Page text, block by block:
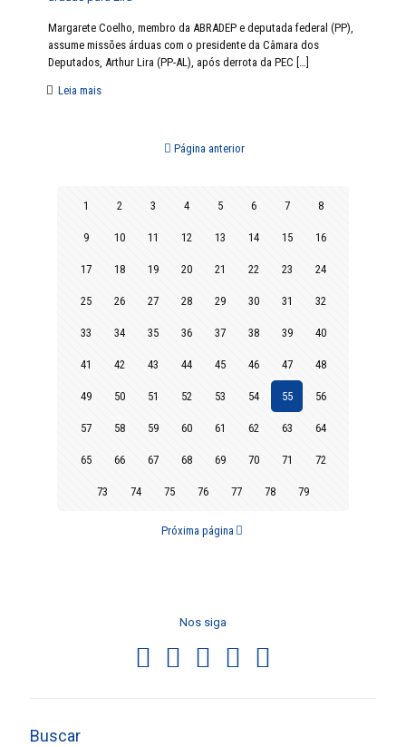
Margarete Coelho, membro da ABRADEP e deputada federal (PP),
assume missões árduas com o presidente da Câmara dos
Deputados, Arthur Lira (PP-AL), após derrota da PEC […]
Leia mais
Página anterior
1 2 3 4 5 6 7 8
9 10 11 12 13 14 15 16
17 18 19 20 21 22 23 24
25 26 27 28 29 30 31 32
33 34 35 36 37 38 39 40
41 42 43 44 45 46 47 48
49 50 51 52 53 54 55 56
57 58 59 60 61 62 63 64
65 66 67 68 69 70 71 72
73 74 75 76 77 78 79
Próxima página
Nos siga
Buscar